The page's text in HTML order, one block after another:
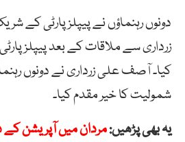
دونوں رہنماؤں نے پیپلز پارٹی
زرداری سے ملاقات کے بعد پیپلز
کیا۔ آصف علی زرداری نے دونوں
شمولیت کا خیر مقدم کیا۔
یہ بھی پڑھیں:مردان میں آپریشن کے